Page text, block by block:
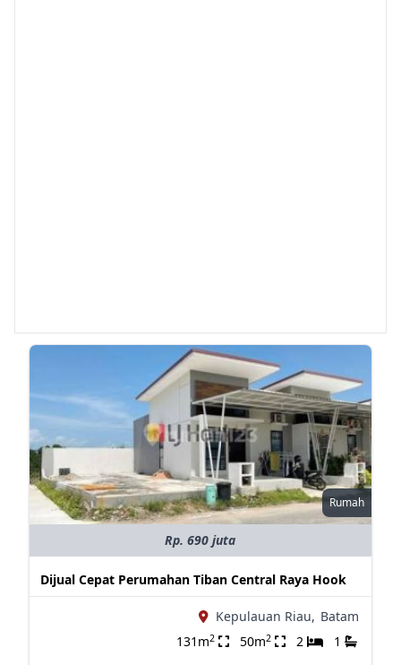
Rumah
Rp. 690 juta
Dijual Cepat Perumahan Tiban Central Raya Hook
Kepulauan Riau, Batam
131m2 50m2 2 1